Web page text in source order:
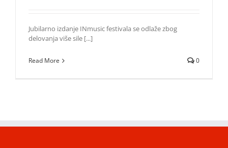
Jubilarno izdanje INmusic festivala se odlaže zbog
delovanja više sile [...]
Read More 0